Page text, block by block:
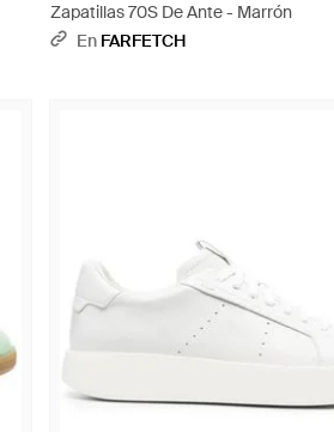
Zapatillas 70S De Ante - Marrón
En FARFETCH